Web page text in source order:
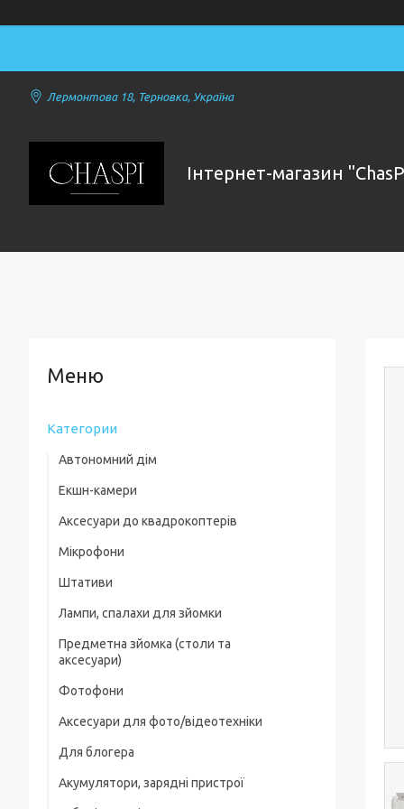
Лермонтова 18, Терновка, Україна
Інтернет-магазин
Категории
Автономний дім
Екшн-камери
Аксесуари до квадрокоптерів
Комплектуючі для квадрокоптерів
Кейси для квадрокоптерів
Фільтри, лінзи
Пропелери та захист
Зарядні пристрої
Скидання вантажу
Мікрофони
Штативи
Лампи, спалахи для зйомки
Предметна зйомка (столи та
аксесуари)
Предметні столи
Лайткуби (фотобокси)
Аксесуари для предметного знімання
Генератор дыма
Фотофони
Аксесуари для фото/відеотехніки
Фільтри, лінзи
Захисні чохли, плівки
Для блогера
Рамки, тримачі, ріги
Акумулятори, зарядні пристрої